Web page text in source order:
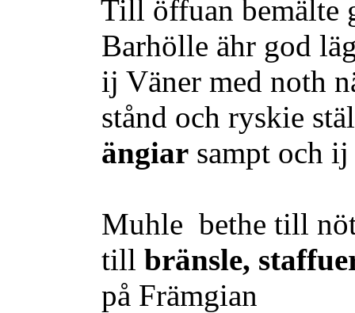
Till öffuan bemälte
Barhölle ähr god
ij Väner med noth
stånd och ryskie
ängiar sampt och
Muhle bethe till
till bränsle,
på Främgian